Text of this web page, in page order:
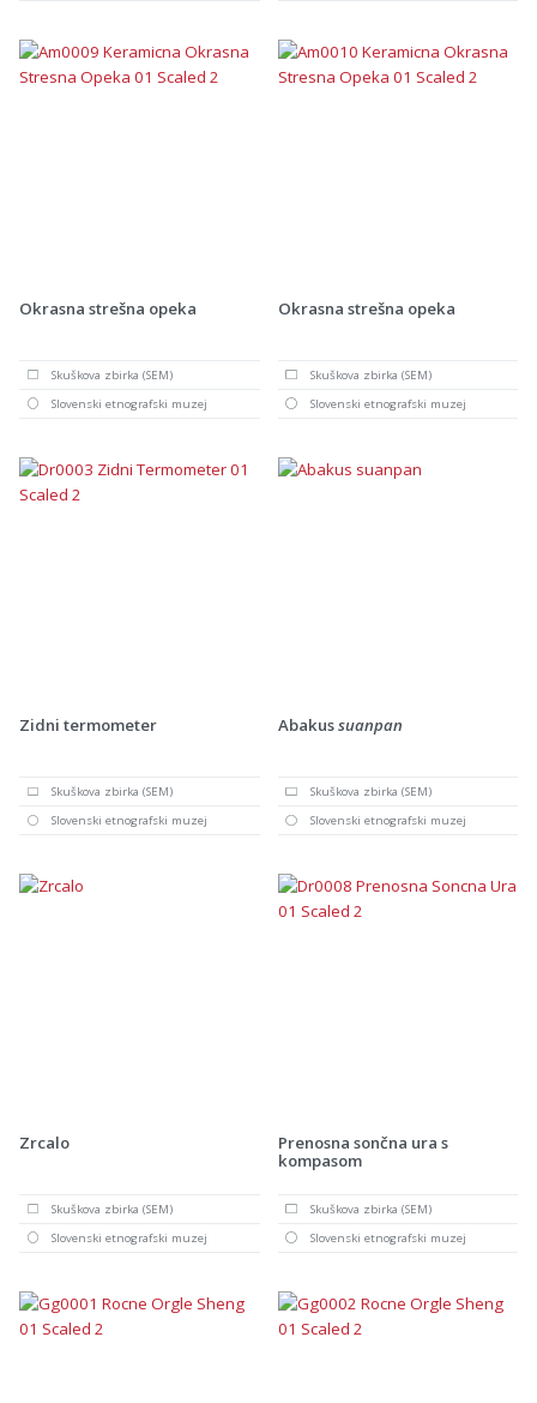
Okrasna strešna opeka
Skuškova zbirka (SEM)
Slovenski etnografski muzej
Okrasna strešna opeka
Skuškova zbirka (SEM)
Slovenski etnografski muzej
Zidni termometer
Skuškova zbirka (SEM)
Slovenski etnografski muzej
Abakussuanpan
Skuškova zbirka (SEM)
Slovenski etnografski muzej
Zrcalo
Skuškova zbirka (SEM)
Slovenski etnografski muzej
Prenosna sončna ura s
kompasom
Skuškova zbirka (SEM)
Slovenski etnografski muzej